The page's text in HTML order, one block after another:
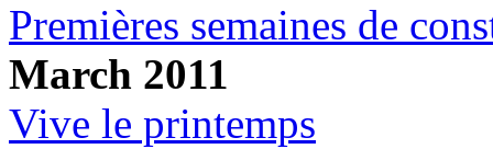
Premières semaines de
March 2011
Vive le printemps